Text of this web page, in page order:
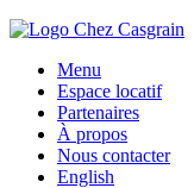
Menu
Espace locatif
Partenaires
À propos
Nous contacter
English